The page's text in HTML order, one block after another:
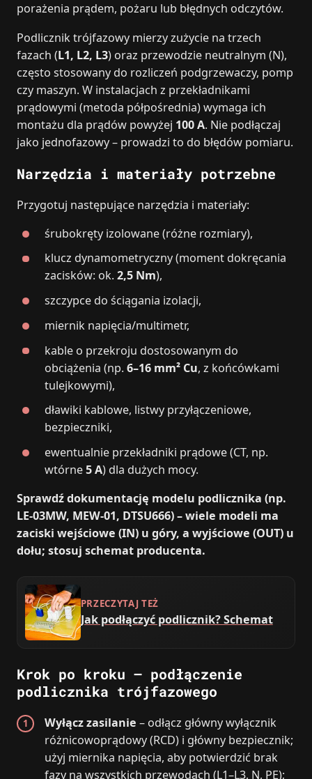
porażenia prądem, pożaru lub błędnych odczytów.
Podlicznik trójfazowy mierzy zużycie na trzech
fazach (L1, L2, L3) oraz przewodzie neutralnym (N),
często stosowany do rozliczeń podgrzewaczy, pomp
czy maszyn. W instalacjach z przekładnikami
prądowymi (metoda półpośrednia) wymaga ich
montażu dla prądów powyżej 100 A. Nie podłączaj
jako jednofazowy – prowadzi to do błędów pomiaru.
Narzędzia i materiały potrzebne
Przygotuj następujące narzędzia i materiały:
śrubokręty izolowane (różne rozmiary),
klucz dynamometryczny (moment dokręcania
zacisków: ok.2,5 Nm),
szczypce do ściągania izolacji,
miernik napięcia/multimetr,
kable o przekroju dostosowanym do
obciążenia (np.6–16 mm² Cu, z końcówkami
tulejkowymi),
dławiki kablowe, listwy przyłączeniowe,
bezpieczniki,
ewentualnie przekładniki prądowe (CT, np.
wtórne5 A) dla dużych mocy.
Sprawdź dokumentację modelu podlicznika (np.
LE-03MW, MEW-01, DTSU666) – wiele modeli ma
zaciski wejściowe (IN) u góry, a wyjściowe (OUT) u
dołu; stosuj schemat producenta.
PRZECZYTAJ TEŻ
Jak podłączyć podlicznik? Schemat
Krok po kroku – podłączenie
podlicznika trójfazowego
Wyłącz zasilanie – odłącz główny wyłącznik
różnicowoprądowy (RCD) i główny bezpiecznik;
użyj miernika napięcia, aby potwierdzić brak
fazy na wszystkich przewodach (L1–L3, N, PE);